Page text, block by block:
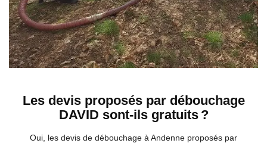
Les devis proposés par débouchage
DAVID sont-ils gratuits ?
Oui, les devis de débouchage à Andenne proposés par